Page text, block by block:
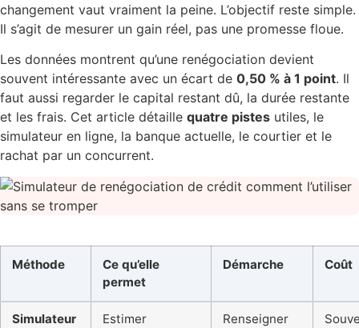
changement vaut vraiment la peine. L’objectif reste simple.
Il s’agit de mesurer un gain réel, pas une promesse floue.
Les données montrent qu’une renégociation devient
souvent intéressante avec un écart de 0,50 % à 1 point. Il
faut aussi regarder le capital restant dû, la durée restante
et les frais. Cet article détaille quatre pistes utiles, le
simulateur en ligne, la banque actuelle, le courtier et le
rachat par un concurrent.
Méthode
Ce qu’elle
permet
Démarche Coût
Simulateur
Estimer
Renseigner